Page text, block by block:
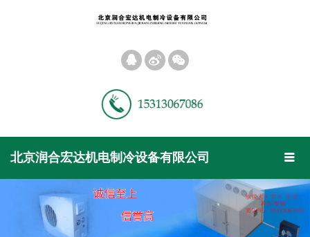
󰀝 󰀠 󰀡
󰀥
北京润合宏达机电制冷设备有限公司